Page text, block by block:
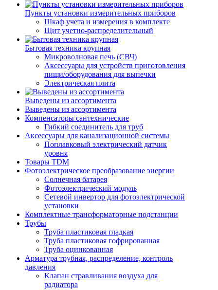
Пункты установки измерительных приборов
Шкаф учета и измерения в комплекте
Щит учетно-распределительный
Бытовая техника крупная
Микроволновая печь (СВЧ)
Аксессуары для устройств приготовления
пищи/оборудования для выпечки
Электрическая плита
Выведены из ассортимента
Выведены из ассортимента
Компенсаторы сантехнические
Гибкий соединитель для труб
Аксессуары для канализационной системы
Поплавковый электрический датчик
уровня
Товары TDM
Фотоэлектрическое преобразование энергии
Солнечная батарея
Фотоэлектрический модуль
Сетевой инвертор для фотоэлектрической
установки
Комплектные трансформаторные подстанции
Трубы
Труба пластиковая гладкая
Труба пластиковая гофрированная
Труба оцинкованная
Арматура трубная, распределение, контроль
давления
Клапан стравливания воздуха для
радиатора